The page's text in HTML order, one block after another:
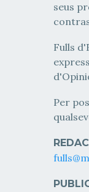
seus
Fulls
Per